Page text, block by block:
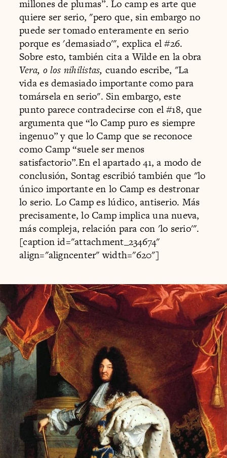
millones de plumas”. Lo camp es arte que
quiere ser serio, "pero que, sin embargo no
puede ser tomado enteramente en serio
porque es 'demasiado'", explica el #26.
Sobre esto, también cita a Wilde en la obra
Vera, o los nihilistas, cuando escribe, "La
vida es demasiado importante como para
tomársela en serio". Sin embargo, este
punto parece contradecirse con el #18, que
argumenta que “lo Camp puro es siempre
ingenuo” y que lo Camp que se reconoce
como Camp “suele ser menos
satisfactorio”.En el apartado 41, a modo de
conclusión, Sontag escribió también que "lo
único importante en lo Camp es destronar
lo serio. Lo Camp es lúdico, antiserio. Más
precisamente, lo Camp implica una nueva,
más compleja, relación para con 'lo serio'".
[caption id="attachment_234674"
align="aligncenter" width="620"]